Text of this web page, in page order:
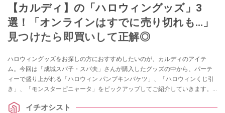
【カルディ】の「ハロウィングッズ」3
選！「オンラインはすでに売り切れも…」
見つけたら即買いして正解◎
ハロウィングッズをお探しの方におすすめしたいのが、カルディのアイテ
ム。今回は「成城スパ子・スパ夫」さんが購入したグッズの中から、パーテ
ィーで盛り上がれる「ハロウィン パンプキンバケツ」、「ハロウィンくじ引
き」、「モンスターピニャータ」をピックアップしてご紹介していきます。
合うかも！ 気になるものがあればぜひ参考にしてみてくださいね。
イチオシスト